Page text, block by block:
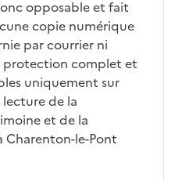
opposable et fait
copie numérique
par courrier ni
protection complet et
uniquement sur
lecture de la
et de la
Charenton-le-Pont